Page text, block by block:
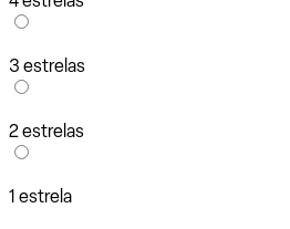
3 estrelas
2 estrelas
1 estrela